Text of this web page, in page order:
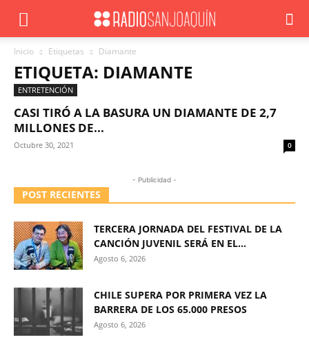
Inicio Etiquetas Diamante
ETIQUETA: DIAMANTE
ENTRETENCIÓN
CASI TIRÓ A LA BASURA UN DIAMANTE DE 2,7
MILLONES DE...
Octubre 30, 2021 0
- Publicidad -
POST RECIENTES
TERCERA JORNADA DEL FESTIVAL DE LA
CANCIÓN JUVENIL SERÁ EN EL...
Agosto 6, 2026
CHILE SUPERA POR PRIMERA VEZ LA
BARRERA DE LOS 65.000 PRESOS
Agosto 6, 2026